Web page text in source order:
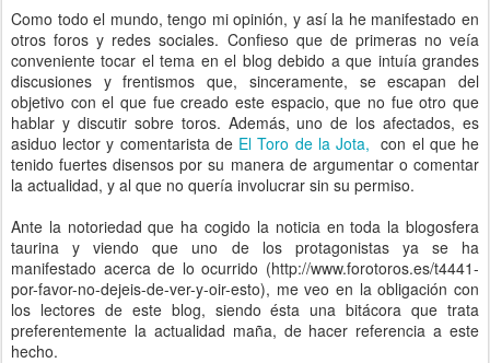
Como todo el mundo, tengo mi opinión, y así la he manifestado en
otros foros y redes sociales. Confieso que de primeras no veía
conveniente tocar el tema en el blog debido a que intuía grandes
discusiones y frentismos que, sinceramente, se escapan del
objetivo con el que fue creado este espacio, que no fue otro que
hablar y discutir sobre toros. Además, uno de los afectados, es
asiduo lector y comentarista de El Toro de la Jota, con el que he
tenido fuertes disensos por su manera de argumentar o comentar
la actualidad, y al que no quería involucrar sin su permiso.
Ante la notoriedad que ha cogido la noticia en toda la blogosfera
taurina y viendo que uno de los protagonistas ya se ha
manifestado acerca de lo ocurrido (http://www.forotoros.es/t4441-
por-favor-no-dejeis-de-ver-y-oir-esto), me veo en la obligación con
los lectores de este blog, siendo ésta una bitácora que trata
preferentemente la actualidad maña, de hacer referencia a este
hecho.